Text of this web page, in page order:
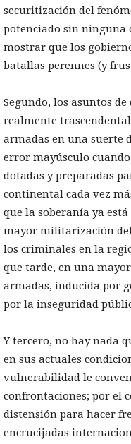
securitización del
potenciado sin ninguna
mostrar que los
batallas perennes (y
Segundo, los asuntos
realmente
armadas en una suerte
error mayúsculo
dotadas y preparadas
continental cada vez
que la soberanía ya
mayor militarización
los criminales en la
que tarde, en una
armadas, inducida por
por la inseguridad
Y tercero, no hay nada
en sus actuales
vulnerabilidad le
confrontaciones; por el
distensión para hacer
encrucijadas